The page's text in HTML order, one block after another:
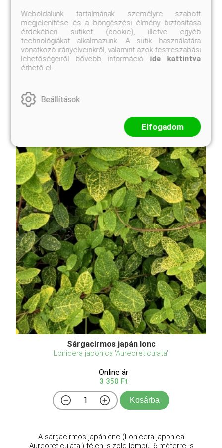
3 250 Ft
2 950 Ft
Kosárba
A Forsythia x intermedia 'Weber's Favorit', magyar
bokrokká cseperedhetnek, addig ez a fajta
megmarad alacsony, kompakt termetűnek. Március-
Sárgacirmos japán lonc
Lonicera japonica 'Aureoreticulata'
Online ár
3 350 Ft
Kosárba
A sárgacirmos japánlonc (Lonicera japonica
'Aureoreticulata') télen is zöld lombú, 6 méterre is
Weboldalunk tartalmának személyre szabott
megjelenítése és a böngészési élmény biztosítása
érdekében sütiket (cookie), illetve egyéb
technológiákat alkalmazunk. A sütik használatára
vonatkozó irányelveinkről, valamint azok testreszabási
lehetőségeiről bővebb információ ide kattintva
érhető el.
Beállítások
Elfogadom